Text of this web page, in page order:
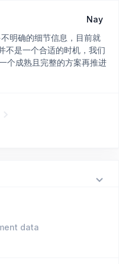
Nay
明确的细节信息，目前就
不是一个合适的时机，我们
个成熟且完整的方案再推进
data